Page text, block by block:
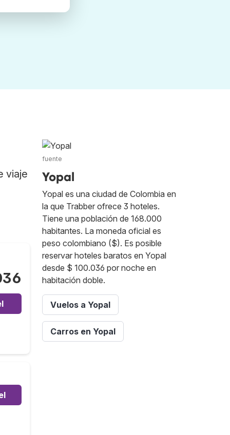
viaje
fuente
Yopal
Yopal es una ciudad de Colombia en
la que Trabber ofrece 3 hoteles.
Tiene una población de 168.000
habitantes. La moneda oficial es
peso colombiano ($). Es posible
reservar hoteles baratos en Yopal
desde $ 100.036 por noche en
habitación doble.
Vuelos a Yopal
Carros en Yopal